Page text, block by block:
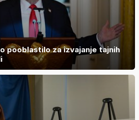
pooblastilo za izvajanje tajnih